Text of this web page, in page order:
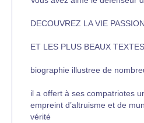
DECOUVREZ LA VIE
ET LES PLUS BEAUX
biographie illustree de
il a offert à ses compatriotes
empreint d’altruisme et de
vérité